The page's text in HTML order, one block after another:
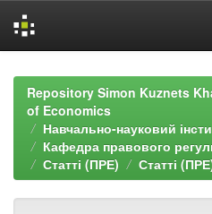
navigationRepository Simon Kuznets
of Economics
Навчально-науковий
Кафедра правового
Статті (ПРЕ)
Статті